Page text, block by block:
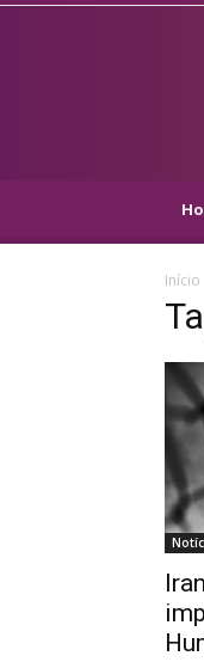
Início